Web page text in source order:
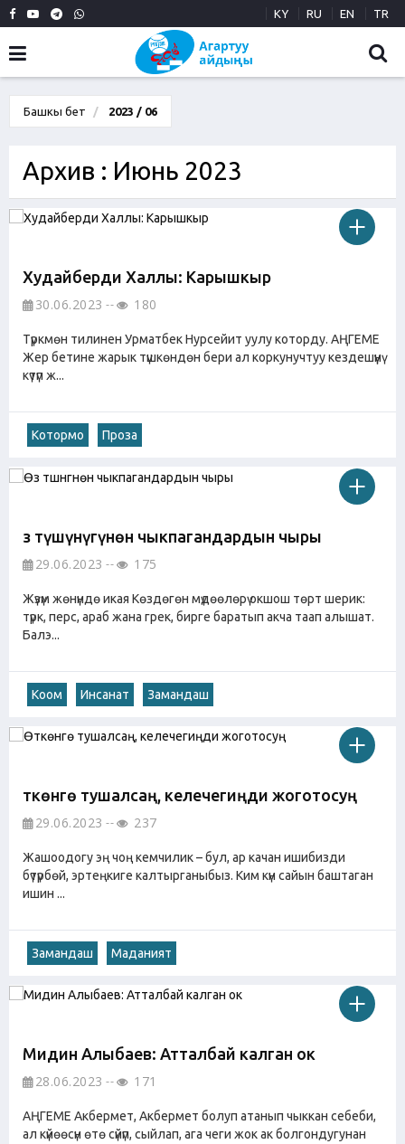
KY RU EN TR
Башкы бет 2023 / 06
Архив : Июнь 2023
Худайберди Халлы: Карышкыр
30.06.2023 180
Түркмөн тилинен Урматбек Нурсейит уулу которду. АҢГЕМЕ
Жер бетине жарык түшкөндөн бери ал коркунучтуу кездешүүнү
күтүп ж...
Котормо Проза
Өз түшүнүгүнөн чыкпагандардын чыры
29.06.2023 175
Жүзүм жөнүндө икая Көздөгөн мүдөөлөрү окшош төрт шерик:
түрк, перс, араб жана грек, бирге баратып акча таап алышат.
Балэ...
Коом Инсанат Замандаш
Өткөнгө тушалсаң, келечегиңди жоготосуң
29.06.2023 237
Жашоодогу эң чоң кемчилик – бул, ар качан ишибизди
бүтүрбөй, эртеңкиге калтырганыбыз. Ким күн сайын баштаган
ишин ...
Замандаш Маданият
Мидин Алыбаев: Атталбай калган ок
28.06.2023 171
АҢГЕМЕ Акбермет, Акбермет болуп атанып чыккан себеби,
ал күйөөсүн өтө сүйүп, сыйлап, ага чеги жок ак болгондугунан